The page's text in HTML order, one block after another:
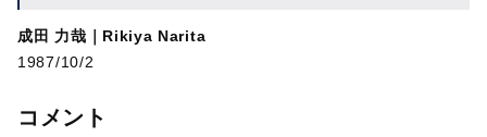
成田 力哉｜Rikiya Narita
1987/10/2
コメント